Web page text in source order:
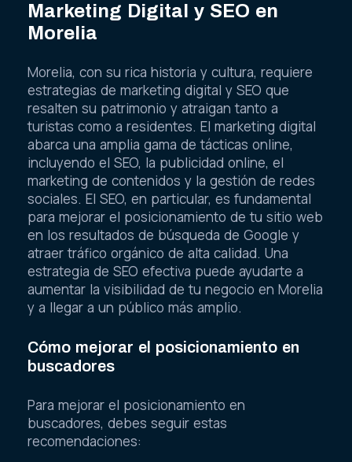
Marketing Digital y SEO en
Morelia
Morelia, con su rica historia y cultura, requiere
estrategias de marketing digital y SEO que
resalten su patrimonio y atraigan tanto a
turistas como a residentes. El marketing digital
abarca una amplia gama de tácticas online,
incluyendo el SEO, la publicidad online, el
marketing de contenidos y la gestión de redes
sociales. El SEO, en particular, es fundamental
para mejorar el posicionamiento de tu sitio web
en los resultados de búsqueda de Google y
atraer tráfico orgánico de alta calidad. Una
estrategia de SEO efectiva puede ayudarte a
aumentar la visibilidad de tu negocio en Morelia
y a llegar a un público más amplio.
Cómo mejorar el posicionamiento en
buscadores
Para mejorar el posicionamiento en
buscadores, debes seguir estas
recomendaciones: